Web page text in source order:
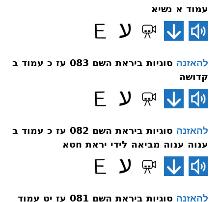
עמוד א נשיא
להאזנה
סוגיות ביראת השם 083 עז כ עמוד ב
קדושה
להאזנה
סוגיות ביראת השם 082 עז כ עמוד ב
ענוה ענוה מביאה לידי יראת חטא
להאזנה סוגיות ביראת השם 081 עז יט עמוד